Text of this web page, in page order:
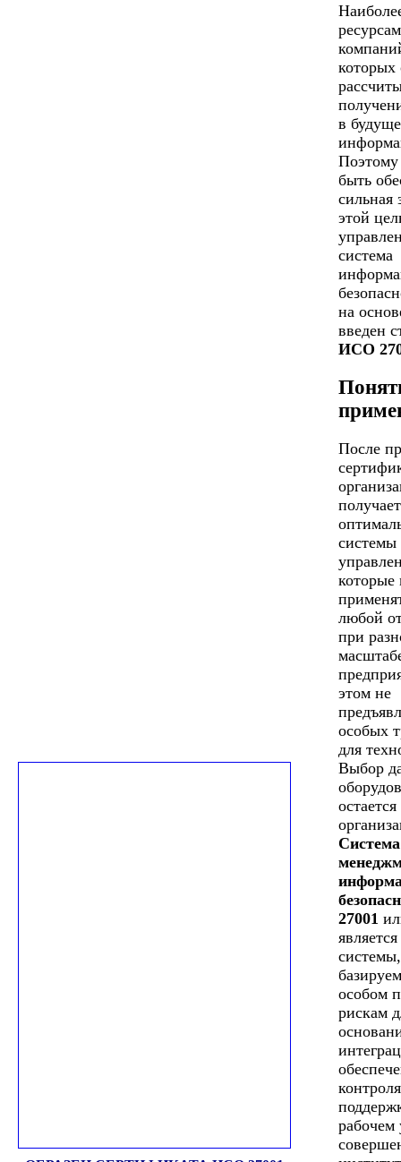
которых
в
быть
сильная
этой
система
на
введен
ИСО
После
получает
системы
которые
любой
при
этом не
особых
для
Выбор
остается
Система
27001
системы,
особом
рискам
рабочем